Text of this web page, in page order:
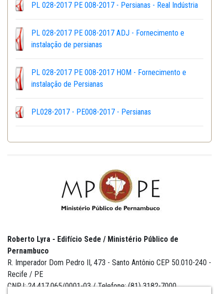
PL 028-2017 PE 008-2017 - Persianas - Real Indústria
PL 028-2017 PE 008-2017 ADJ - Fornecimento e
instalação de persianas
PL 028-2017 PE 008-2017 HOM - Fornecimento e
instalação de Persianas
PL028-2017 - PE008-2017 - Persianas
Roberto Lyra - Edifício Sede / Ministério Público de
Pernambuco
R. Imperador Dom Pedro II, 473 - Santo Antônio CEP 50.010-240 -
Recife / PE
CNPJ: 24.417.065/0001-03 / Telefone: (81) 3182-7000